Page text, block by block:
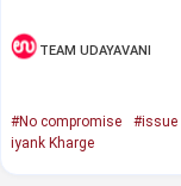
TEAM UDAYAVANI
#No compromise #issue
iyank Kharge